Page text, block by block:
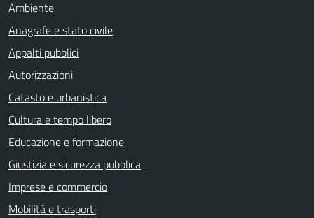
Ambiente
Anagrafe e stato civile
Appalti pubblici
Autorizzazioni
Catasto e urbanistica
Cultura e tempo libero
Educazione e formazione
Giustizia e sicurezza pubblica
Imprese e commercio
Mobilità e trasporti